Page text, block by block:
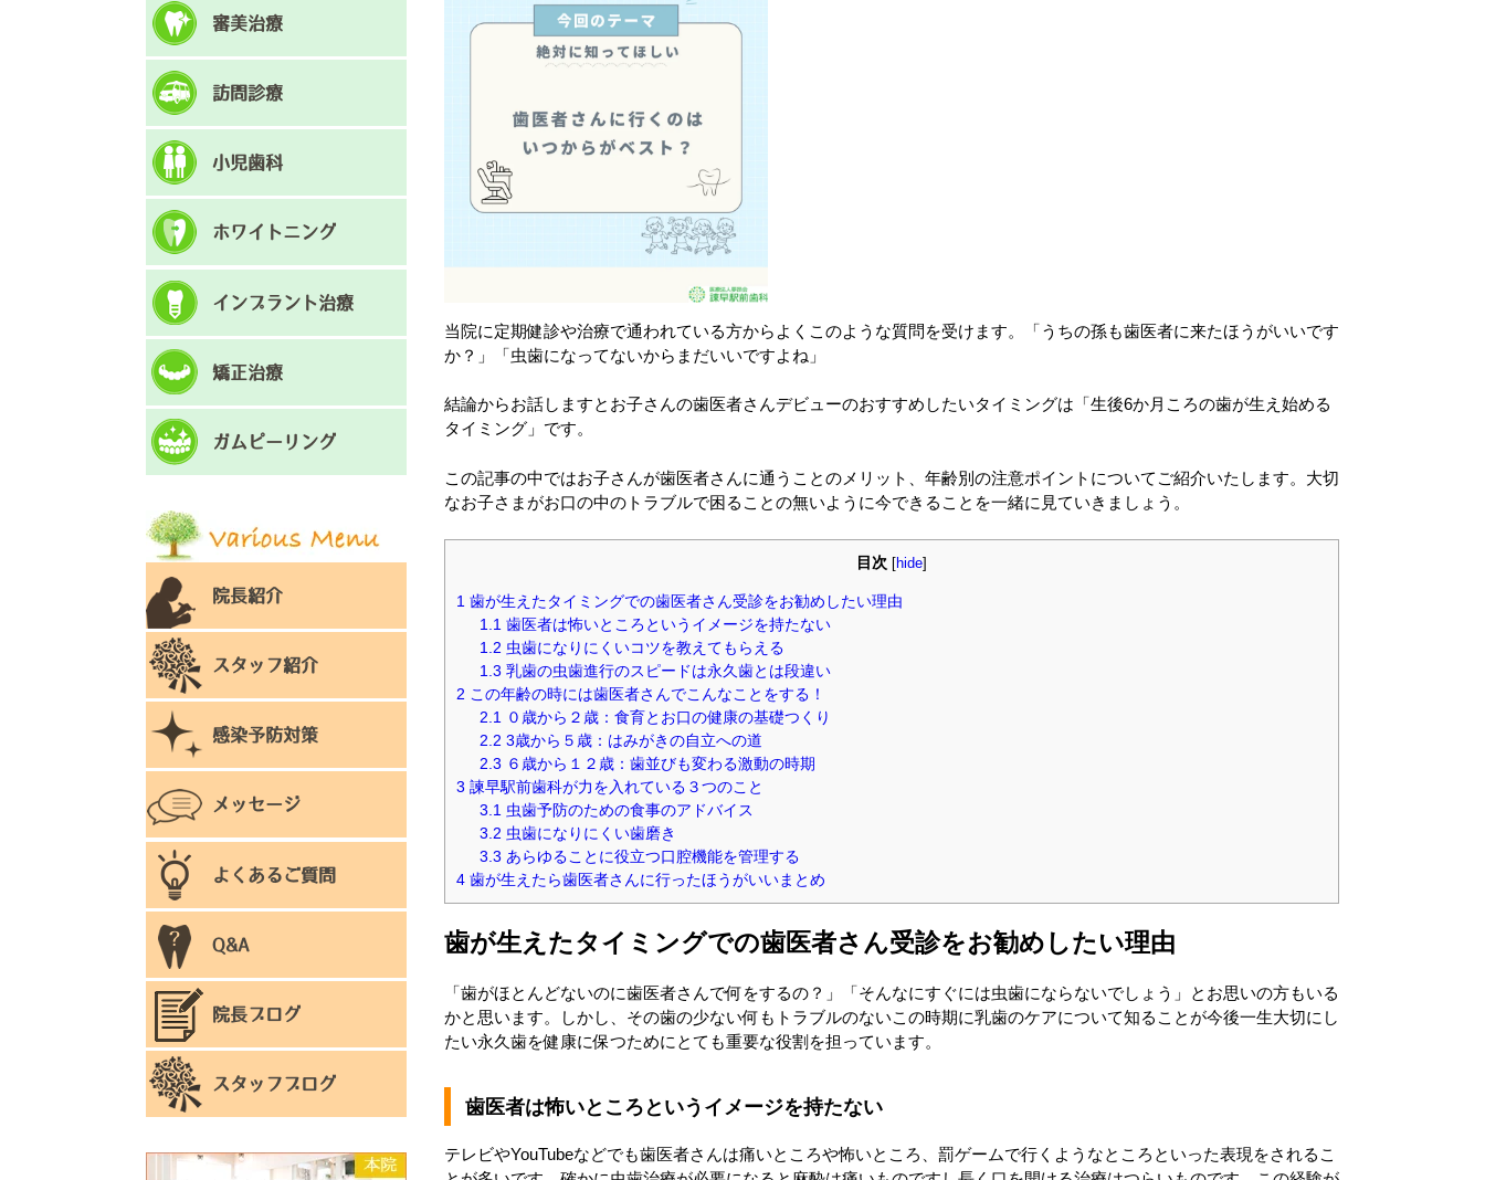
当院に定期健診や治療で通われている方からよくこのような質問を受けます。「うちの孫も歯医者に来たほうがいいです
か？」「虫歯になってないからまだいいですよね」
結論からお話しますとお子さんの歯医者さんデビューのおすすめしたいタイミングは「生後6か月ころの歯が生え始める
タイミング」です。
この記事の中ではお子さんが歯医者さんに通うことのメリット、年齢別の注意ポイントについてご紹介いたします。大切
なお子さまがお口の中のトラブルで困ることの無いように今できることを一緒に見ていきましょう。
目次 [hide]
1 歯が生えたタイミングでの歯医者さん受診をお勧めしたい理由
1.1 歯医者は怖いところというイメージを持たない
1.2 虫歯になりにくいコツを教えてもらえる
1.3 乳歯の虫歯進行のスピードは永久歯とは段違い
2 この年齢の時には歯医者さんでこんなことをする！
2.1 ０歳から２歳：食育とお口の健康の基礎つくり
2.2 3歳から５歳：はみがきの自立への道
2.3 ６歳から１２歳：歯並びも変わる激動の時期
3 諫早駅前歯科が力を入れている３つのこと
3.1 虫歯予防のための食事のアドバイス
3.2 虫歯になりにくい歯磨き
3.3 あらゆることに役立つ口腔機能を管理する
4 歯が生えたら歯医者さんに行ったほうがいいまとめ
歯が生えたタイミングでの歯医者さん受診をお勧めしたい理由
「歯がほとんどないのに歯医者さんで何をするの？」「そんなにすぐには虫歯にならないでしょう」とお思いの方もいる
かと思います。しかし、その歯の少ない何もトラブルのないこの時期に乳歯のケアについて知ることが今後一生大切にし
たい永久歯を健康に保つためにとても重要な役割を担っています。
歯医者は怖いところというイメージを持たない
テレビやYouTubeなどでも歯医者さんは痛いところや怖いところ、罰ゲームで行くようなところといった表現をされるこ
審美治療
訪問診療
小児歯科
ホワイトニング
インプラント治療
矯正治療
ガムピーリング
院長紹介
スタッフ紹介
感染予防対策
メッセージ
よくあるご質問
Q&A
院長ブログ
スタッフブログ